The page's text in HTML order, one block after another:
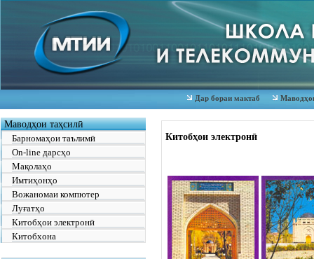
Дар бораи мактаб
Маводҳои таҳсилӣ
Барномаҳои таълимӣ
On-line дарсҳо
Мақолаҳо
Имтиҳонҳо
Вожаномаи компютер
Луғатҳо
Китобҳои электронӣ
Китобхона
Китобҳои электронӣ